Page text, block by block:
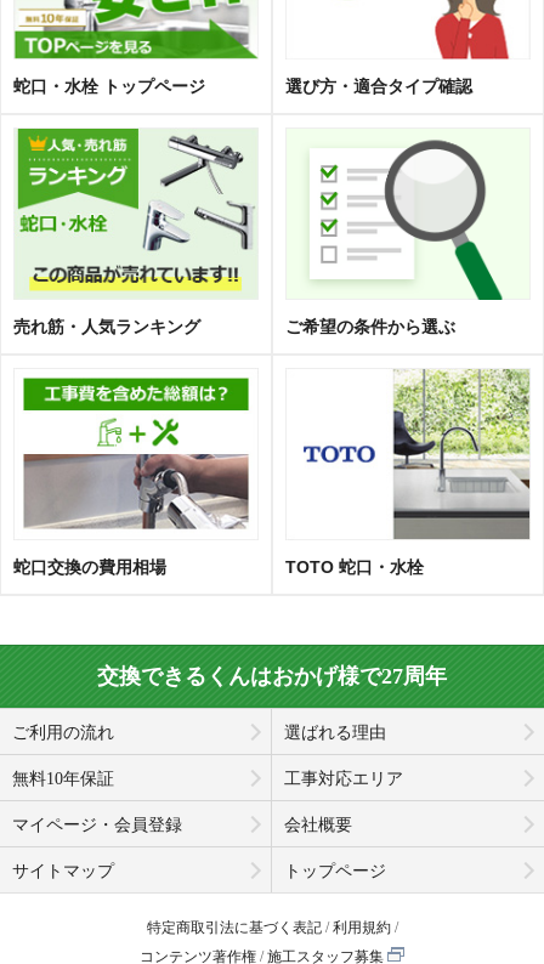
蛇口・水栓 トップページ 選び方・適合タイプ確認
売れ筋・人気ランキング ご希望の条件から選ぶ
蛇口交換の費用相場 TOTO 蛇口・水栓
交換できるくんはおかげ様で27周年
ご利用の流れ 選ばれる理由
無料10年保証 工事対応エリア
マイページ・会員登録 会社概要
サイトマップ トップページ
特定商取引法に基づく表記
利用規約
コンテンツ著作権
施工スタッフ募集